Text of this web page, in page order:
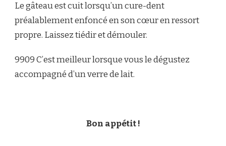
Le gâteau est cuit lorsqu’un cure-dent
préalablement enfoncé en son cœur en ressort
propre. Laissez tiédir et démouler.
9909 C’est meilleur lorsque vous le dégustez
accompagné d’un verre de lait.
Bon appétit !